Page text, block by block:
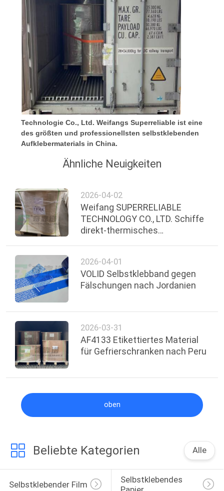
FORDERN
EIN
ZITAT
SITEMAP
PRIVACY
Technologie Co., Ltd. Weifangs Superreliable ist eine
des größten und professionellsten selbstklebenden
Aufklebermaterials in China.
Ähnliche Neuigkeiten
2026-04-02
Weifang SUPERRELIABLE
TECHNOLOGY CO., LTD. Schiffe
direkt-thermisches
Gefrierschrank
2026-04-01
VOLID Selbstklebband gegen
Fälschungen nach Jordanien
2026-03-31
AF4133 Etikettiertes Material
für Gefrierschranken nach Peru
oben
Beliebte Kategorien Alle
Selbstklebender Film
Selbstklebendes